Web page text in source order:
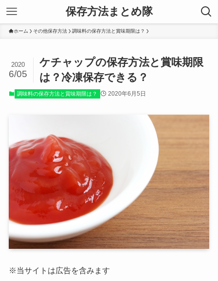
保存方法まとめ隊
ホーム その他保存方法 調味料の保存方法と賞味期限は？
ケチャップの保存方法と賞味期限
は？冷凍保存できる？
2020
6/05
調味料の保存方法と賞味期限は？ 2020年6月5日
※当サイトは広告を含みます